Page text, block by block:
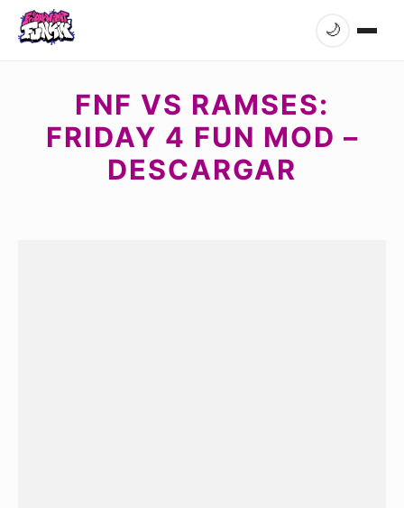
🌙
FNF VS RAMSES:
FRIDAY 4 FUN MOD –
DESCARGAR